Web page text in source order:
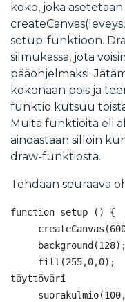
koko, joka
setup-funktioon.
silmukassa, jota
pääohjelmaksi.
kokonaan pois ja
funktio kutsuu
Muita funktioita eli
ainoastaan silloin
draw-funktiosta.
Tehdään seuraava
function setup () {
täyttöväri